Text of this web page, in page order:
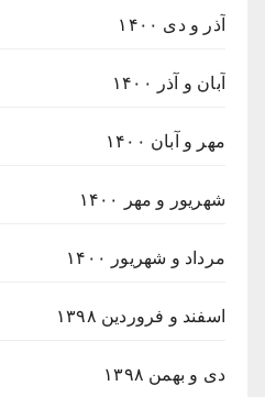
آذر و دی ۱۴۰۰
آبان و آذر ۱۴۰۰
مهر و آبان ۱۴۰۰
شهریور و مهر ۱۴۰۰
مرداد و شهریور ۱۴۰۰
اسفند و فروردین ۱۳۹۸
دی و بهمن ۱۳۹۸